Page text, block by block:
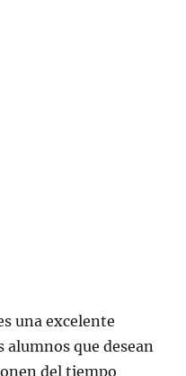
una excelente
alumnos que desean
del tiempo